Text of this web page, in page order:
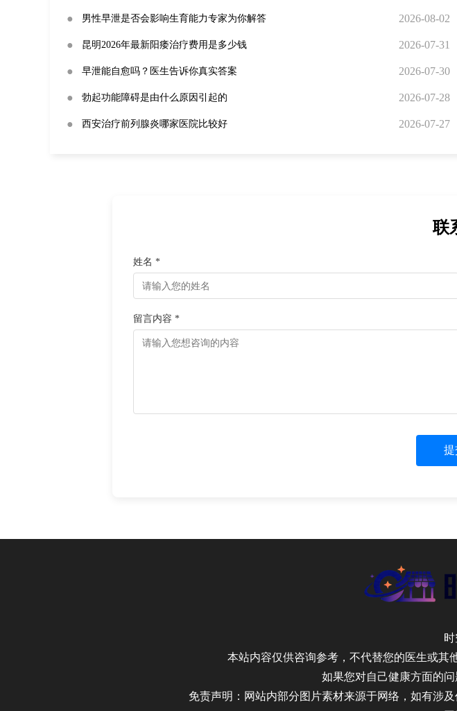
● 男性早泄是否会影响生育能力专家为你解答 2026-08-02
● 昆明2026年最新阳痿治疗费用是多少钱 2026-07-31
● 早泄能自愈吗？医生告诉你真实答案 2026-07-30
● 勃起功能障碍是由什么原因引起的 2026-07-28
● 西安治疗前列腺炎哪家医院比较好 2026-07-27
联
姓名 *
留言内容 *
提
本站内容仅供咨询参考，不代替您的医生或其
如果您对自己健康方面的
免责声明：网站内部分图片素材来源于网络，如有涉